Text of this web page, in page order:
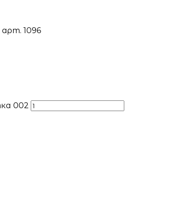
1096
002